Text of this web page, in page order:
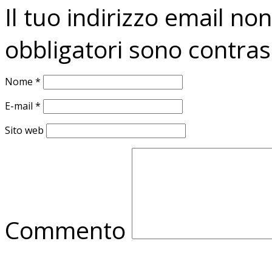
Il tuo indirizzo email
obbligatori sono
Nome *
E-mail *
Sito web
Commento